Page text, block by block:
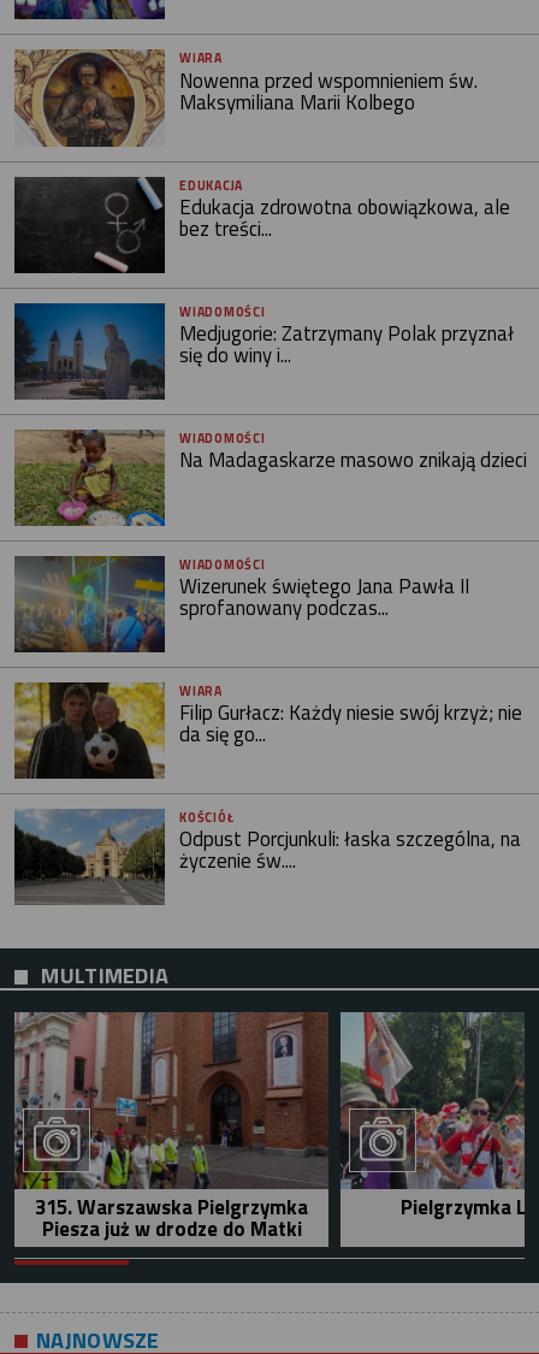
WIARA
Nowenna przed wspomnieniem św.
Maksymiliana Marii Kolbego
EDUKACJA
Edukacja zdrowotna obowiązkowa, ale
bez treści...
WIADOMOŚCI
Medjugorie: Zatrzymany Polak przyznał
się do winy i...
WIADOMOŚCI
Na Madagaskarze masowo znikają dzieci
WIADOMOŚCI
Wizerunek świętego Jana Pawła II
sprofanowany podczas...
WIARA
Filip Gurłacz: Każdy niesie swój krzyż; nie
da się go...
KOŚCIÓŁ
Odpust Porcjunkuli: łaska szczególna, na
życzenie św....
MULTIMEDIA
315. Warszawska Pielgrzymka
Piesza już w drodze do Matki
Pielgrzymka
NAJNOWSZE